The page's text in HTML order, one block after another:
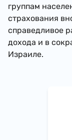
группам
страхования
справедливое
дохода и в
Израиле.